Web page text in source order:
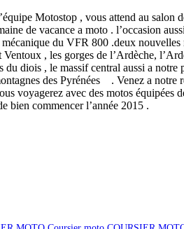
Motostop , vous attend au
de vacance a moto . l’occasion
du VFR 800 .deux
, les gorges de l’Ardèche,
diois , le massif central aussi a
des Pyrénées . Venez a
voyagerez avec des motos équipées
bien commencer l’année 2015 .